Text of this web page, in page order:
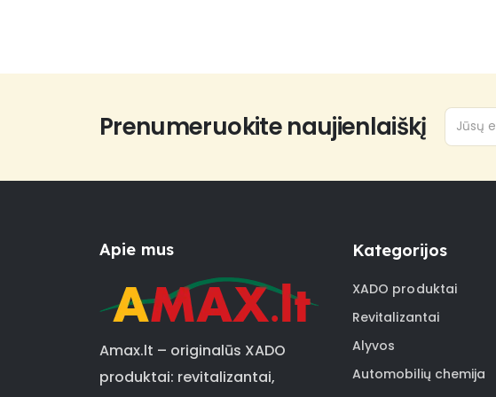
Prenumeruokite naujienlaiškį
Apie mus
Amax.lt – originalūs XADO
produktai: revitalizantai,
Kategorijos
XADO produktai
Revitalizantai
Alyvos
Automobilių chemija